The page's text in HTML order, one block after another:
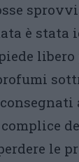
è stata
complice
le